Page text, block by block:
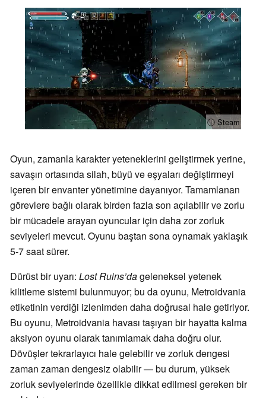
ⓘ Steam
Oyun, zamanla karakter yeteneklerini geliştirmek yerine,
savaşın ortasında silah, büyü ve eşyaları değiştirmeyi
içeren bir envanter yönetimine dayanıyor. Tamamlanan
görevlere bağlı olarak birden fazla son açılabilir ve zorlu
bir mücadele arayan oyuncular için daha zor zorluk
seviyeleri mevcut. Oyunu baştan sona oynamak yaklaşık
5-7 saat sürer.
Dürüst bir uyarı: Lost Ruins’dageleneksel yetenek
kilitleme sistemi bulunmuyor; bu da oyunu, Metroidvania
etiketinin verdiği izlenimden daha doğrusal hale getiriyor.
Bu oyunu, Metroidvania havası taşıyan bir hayatta kalma
aksiyon oyunu olarak tanımlamak daha doğru olur.
Dövüşler tekrarlayıcı hale gelebilir ve zorluk dengesi
zaman zaman dengesiz olabilir — bu durum, yüksek
zorluk seviyelerinde özellikle dikkat edilmesi gereken bir